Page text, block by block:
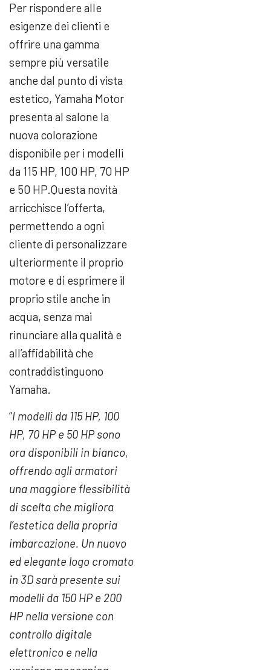
Per rispondere alle
esigenze dei clienti e
offrire una gamma
sempre più versatile
anche dal punto di vista
estetico, Yamaha Motor
presenta al salone la
nuova colorazione
disponibile per i modelli
da 115 HP, 100 HP, 70 HP
e 50 HP.Questa novità
arricchisce l’offerta,
permettendo a ogni
cliente di personalizzare
ulteriormente il proprio
motore e di esprimere il
proprio stile anche in
acqua, senza mai
rinunciare alla qualità e
all’affidabilità che
contraddistinguono
Yamaha.
“I modelli da 115 HP, 100
HP, 70 HP e 50 HP sono
ora disponibili in bianco,
offrendo agli armatori
una maggiore flessibilità
di scelta che migliora
l’estetica della propria
imbarcazione. Un nuovo
ed elegante logo cromato
in 3D sarà presente sui
modelli da 150 HP e 200
HP nella versione con
controllo digitale
elettronico e nella